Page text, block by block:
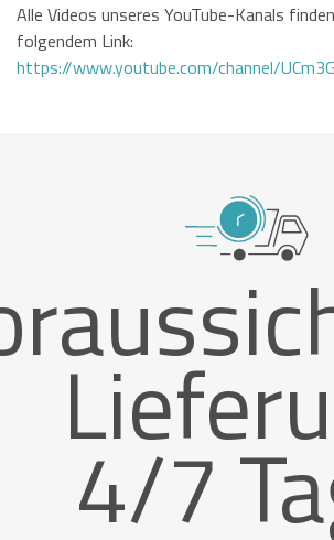
Alle Videos unseres YouTube-Kanals
folgendem Link:
https://www.youtube.com/channel/
4/7